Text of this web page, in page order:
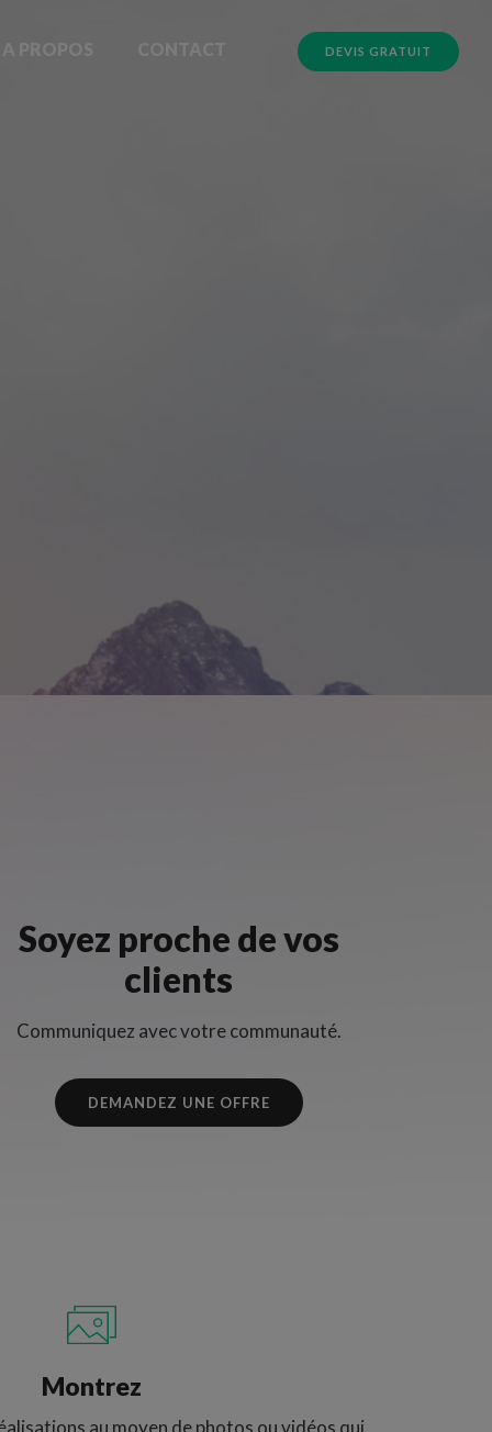
DEVIS GRATUIT
Soyez proche de vos
clients
Communiquez avec votre communauté.
DEMANDEZ UNE OFFRE
Montrez
au moyen de photos ou vidéos qui